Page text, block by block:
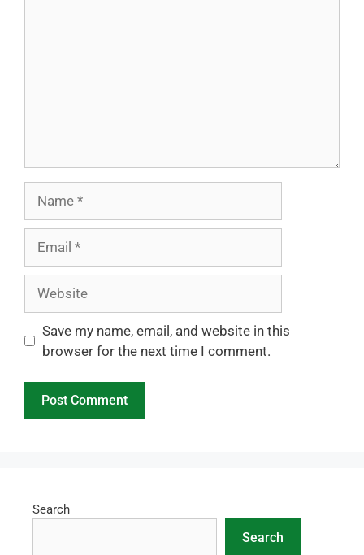
Save my name, email, and website in this
browser for the next time I comment.
Search
Search